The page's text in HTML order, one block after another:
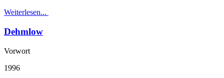
Weiterlesen...
Dehmlow
Vorwort
1996